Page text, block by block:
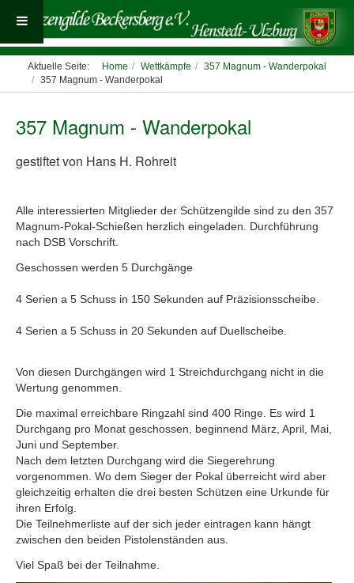
Aktuelle Seite: Home Wettkämpfe
357 Magnum - Wanderpokal
357 Magnum - Wanderpokal
357 Magnum - Wanderpokal
gestiftet von Hans H. Rohreit
Alle interessierten Mitglieder der Schützengilde sind zu den 357
Magnum-Pokal-Schießen herzlich eingeladen. Durchführung
nach DSB Vorschrift.
Geschossen werden 5 Durchgänge
4 Serien a 5 Schuss in 150 Sekunden auf Präzisionsscheibe.
4 Serien a 5 Schuss in 20 Sekunden auf Duellscheibe.
Von diesen Durchgängen wird 1 Streichdurchgang nicht in die
Wertung genommen.
Die maximal erreichbare Ringzahl sind 400 Ringe. Es wird 1
Durchgang pro Monat geschossen, beginnend März, April, Mai,
Juni und September.
Nach dem letzten Durchgang wird die Siegerehrung
vorgenommen. Wo dem Sieger der Pokal überreicht wird aber
gleichzeitig erhalten die drei besten Schützen eine Urkunde für
ihren Erfolg.
Die Teilnehmerliste auf der sich jeder eintragen kann hängt
zwischen den beiden Pistolenständen aus.
Viel Spaß bei der Teilnahme.